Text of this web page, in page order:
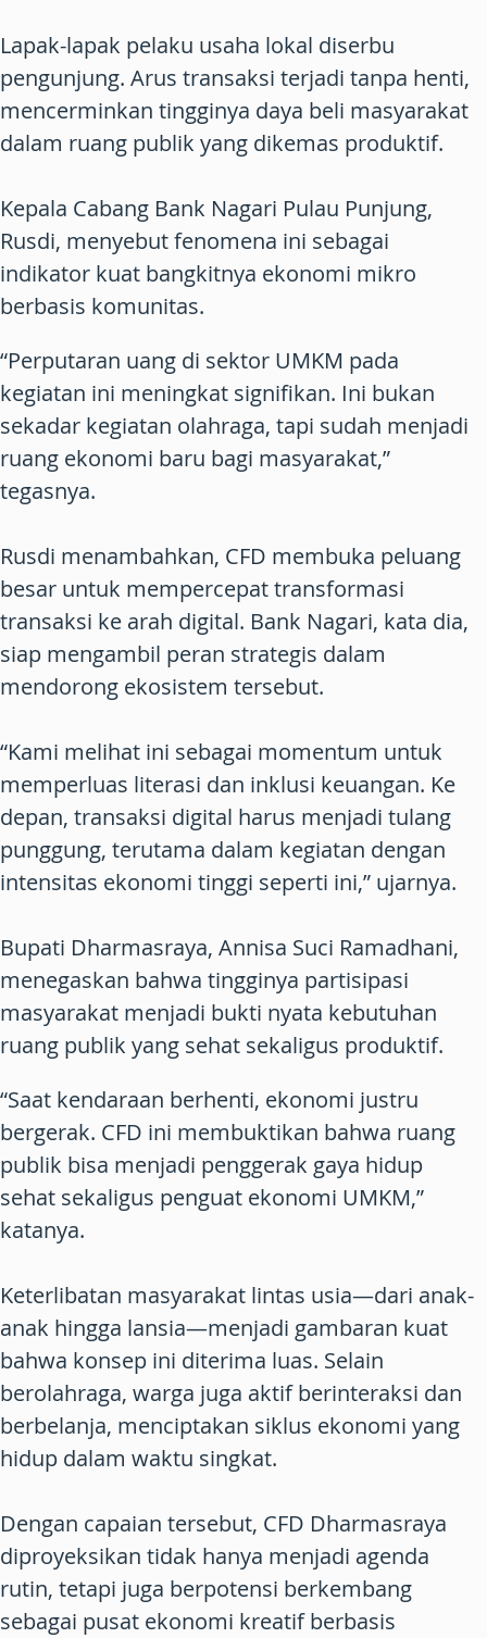
Lapak-lapak pelaku usaha lokal diserbu
pengunjung. Arus transaksi terjadi tanpa henti,
mencerminkan tingginya daya beli masyarakat
dalam ruang publik yang dikemas produktif.
Kepala Cabang Bank Nagari Pulau Punjung,
Rusdi, menyebut fenomena ini sebagai
indikator kuat bangkitnya ekonomi mikro
berbasis komunitas.
“Perputaran uang di sektor UMKM pada
kegiatan ini meningkat signifikan. Ini bukan
sekadar kegiatan olahraga, tapi sudah menjadi
ruang ekonomi baru bagi masyarakat,”
tegasnya.
Rusdi menambahkan, CFD membuka peluang
besar untuk mempercepat transformasi
transaksi ke arah digital. Bank Nagari, kata dia,
siap mengambil peran strategis dalam
mendorong ekosistem tersebut.
“Kami melihat ini sebagai momentum untuk
memperluas literasi dan inklusi keuangan. Ke
depan, transaksi digital harus menjadi tulang
punggung, terutama dalam kegiatan dengan
intensitas ekonomi tinggi seperti ini,” ujarnya.
Bupati Dharmasraya, Annisa Suci Ramadhani,
menegaskan bahwa tingginya partisipasi
masyarakat menjadi bukti nyata kebutuhan
ruang publik yang sehat sekaligus produktif.
“Saat kendaraan berhenti, ekonomi justru
bergerak. CFD ini membuktikan bahwa ruang
publik bisa menjadi penggerak gaya hidup
sehat sekaligus penguat ekonomi UMKM,”
katanya.
Keterlibatan masyarakat lintas usia—dari anak-
anak hingga lansia—menjadi gambaran kuat
bahwa konsep ini diterima luas. Selain
berolahraga, warga juga aktif berinteraksi dan
berbelanja, menciptakan siklus ekonomi yang
hidup dalam waktu singkat.
Dengan capaian tersebut, CFD Dharmasraya
diproyeksikan tidak hanya menjadi agenda
rutin, tetapi juga berpotensi berkembang
sebagai pusat ekonomi kreatif berbasis